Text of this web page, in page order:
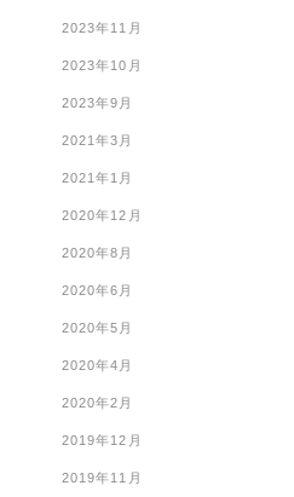
2023年11月
2023年10月
2023年9月
2021年3月
2021年1月
2020年12月
2020年8月
2020年6月
2020年5月
2020年4月
2020年2月
2019年12月
2019年11月